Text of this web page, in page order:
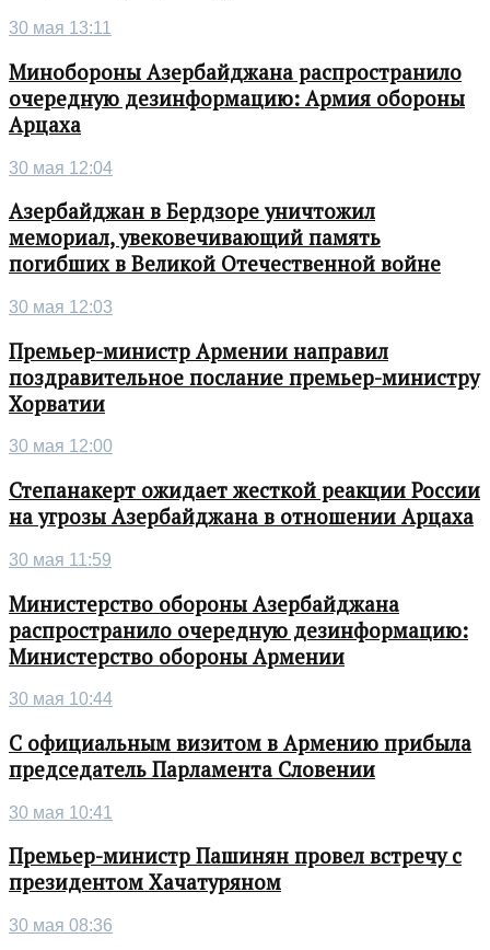
30 мая 13:11
Минобороны Азербайджана распространило
очередную дезинформацию: Армия обороны
Арцаха
30 мая 12:04
Азербайджан в Бердзоре уничтожил
мемориал, увековечивающий память
погибших в Великой Отечественной войне
30 мая 12:03
Премьер-министр Армении направил
поздравительное послание премьер-министру
Хорватии
30 мая 12:00
Степанакерт ожидает жесткой реакции России
на угрозы Азербайджана в отношении Арцаха
30 мая 11:59
Министерство обороны Азербайджана
распространило очередную дезинформацию:
Министерство обороны Армении
30 мая 10:44
С официальным визитом в Армению прибыла
председатель Парламента Словении
30 мая 10:41
Премьер-министр Пашинян провел встречу с
президентом Хачатуряном
30 мая 08:36